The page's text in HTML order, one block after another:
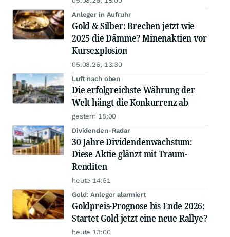
Anleger in Aufruhr
Gold & Silber: Brechen jetzt wie
2025 die Dämme? Minenaktien vor
Kursexplosion
05.08.26, 13:30
Luft nach oben
Die erfolgreichste Währung der
Welt hängt die Konkurrenz ab
gestern 18:00
Dividenden-Radar
30 Jahre Dividendenwachstum:
Diese Aktie glänzt mit Traum-
Renditen
heute 14:51
Gold: Anleger alarmiert
Goldpreis-Prognose bis Ende 2026:
Startet Gold jetzt eine neue Rallye?
heute 13:00